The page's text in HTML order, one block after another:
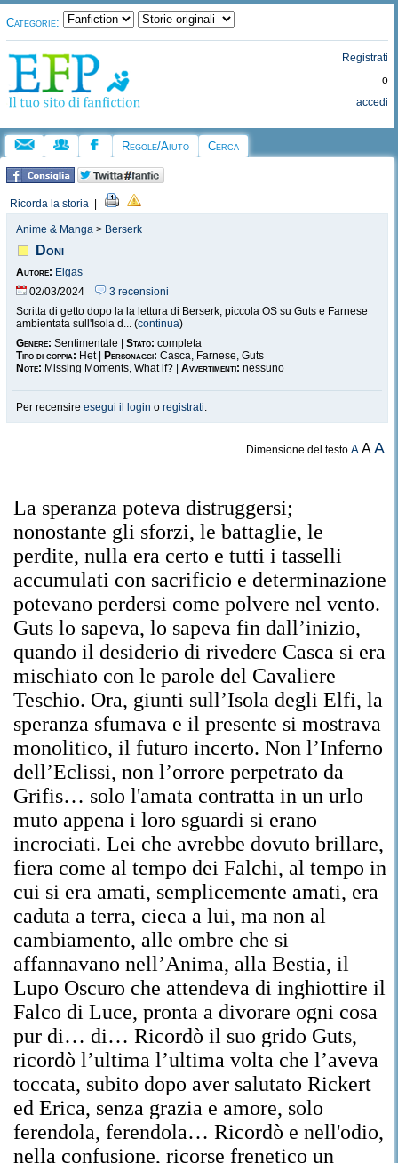
Categorie:
Registrati
o
accedi
Regole/Aiuto Cerca
Ricorda la storia
Anime & Manga > Berserk
Doni
Autore: Elgas
02/03/2024
3 recensioni
Scritta di getto dopo la la lettura di Berserk, piccola OS su Guts e Farnese
ambientata sull'Isola d... (continua)
Genere: Sentimentale | Stato: completa
Tipo di coppia: Het | Personaggi: Casca, Farnese, Guts
Note: Missing Moments, What if? | Avvertimenti: nessuno
Per recensire esegui il login o registrati.
Dimensione del testoA AA
La speranza poteva distruggersi;
nonostante gli sforzi, le battaglie, le
perdite, nulla era certo e tutti i tasselli
accumulati con sacrificio e determinazione
potevano perdersi come polvere nel vento.
Guts lo sapeva, lo sapeva fin dall’inizio,
quando il desiderio di rivedere Casca si era
mischiato con le parole del Cavaliere
Teschio. Ora, giunti sull’Isola degli Elfi, la
speranza sfumava e il presente si mostrava
monolitico, il futuro incerto. Non l’Inferno
dell’Eclissi, non l’orrore perpetrato da
Grifis… solo l'amata contratta in un urlo
muto appena i loro sguardi si erano
incrociati. Lei che avrebbe dovuto brillare,
fiera come al tempo dei Falchi, al tempo in
cui si era amati, semplicemente amati, era
caduta a terra, cieca a lui, ma non al
cambiamento, alle ombre che si
affannavano nell’Anima, alla Bestia, il
Lupo Oscuro che attendeva di inghiottire il
Falco di Luce, pronta a divorare ogni cosa
pur di… di… Ricordò il suo grido Guts,
ricordò l’ultima l’ultima volta che l’aveva
toccata, subito dopo aver salutato Rickert
ed Erica, senza grazia e amore, solo
ferendola, ferendola… Ricordò e nell'odio,
nella confusione, ricorse frenetico un